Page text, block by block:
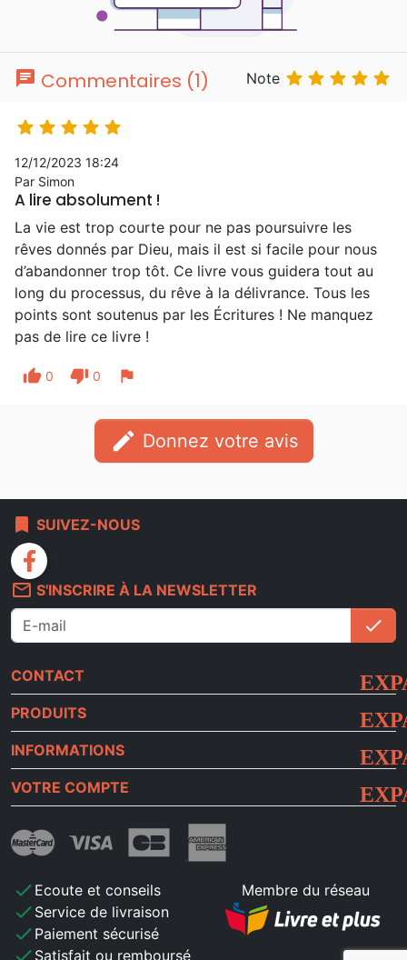
chat Commentaires (1) Note     
    
12/12/2023 18:24
Par Simon
A lire absolument !
La vie est trop courte pour ne pas poursuivre les
rêves donnés par Dieu, mais il est si facile pour nous
d’abandonner trop tôt. Ce livre vous guidera tout au
long du processus, du rêve à la délivrance. Tous les
points sont soutenus par les Écritures ! Ne manquez
pas de lire ce livre !
thumb_up 0 thumb_down 0 flag
edit Donnez votre avis
bookmark SUIVEZ-NOUS
facebook
mail_outline S'INSCRIRE À LA NEWSLETTER
check
CONTACT
PRODUITS
INFORMATIONS
VOTRE COMPTE
check Ecoute et conseils
check Service de livraison
check Paiement sécurisé
check Satisfait ou remboursé
Membre du réseau